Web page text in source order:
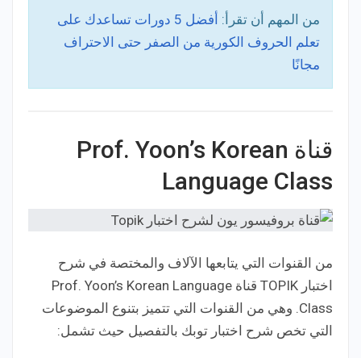
من المهم أن تقرأ:
أفضل 5 دورات تساعدك على
تعلم الحروف الكورية من الصفر حتى الاحتراف
مجانًا
قناة Prof. Yoon’s Korean
Language Class
من القنوات التي يتابعها الآلاف والمختصة في شرح
اختبار TOPIK قناة Prof. Yoon’s Korean Language
Class. وهي من القنوات التي تتميز بتنوع الموضوعات
التي تخص شرح اختبار توبك بالتفصيل حيث تشمل: